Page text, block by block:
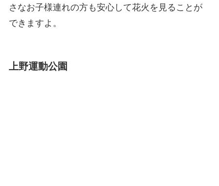
さなお子様連れの方も安心して花火を見ることが
できますよ。
上野運動公園